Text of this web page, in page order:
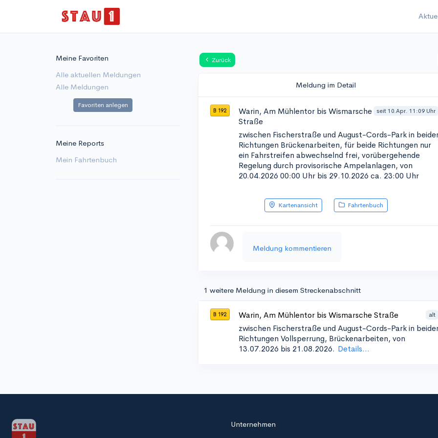
Meine Favoriten
Alle aktuellen Meldungen
Alle Meldungen
Favoriten anlegen
Meine Reports
Mein Fahrtenbuch
Zurück
Meldung im Detail
B 192
Warin, Am Mühlentor bis Wismarsche
Straße
seit 10.Apr. 11:09 Uhr
zwischen Fischerstraße und August-Cords-Park in
Richtungen Brückenarbeiten, für beide Richtungen nur
ein Fahrstreifen abwechselnd frei, vorübergehende
Regelung durch provisorische Ampelanlagen, von
20.04.2026 00:00 Uhr bis 29.10.2026 ca. 23:00 Uhr
Kartenansicht Fahrtenbuch
Meldung kommentieren
1 weitere Meldung in diesem Streckenabschnitt
B 192 Warin, Am Mühlentor bis Wismarsche Straße alt
zwischen Fischerstraße und August-Cords-Park in
Richtungen Vollsperrung, Brückenarbeiten, von
13.07.2026 bis 21.08.2026. Details...
Unternehmen